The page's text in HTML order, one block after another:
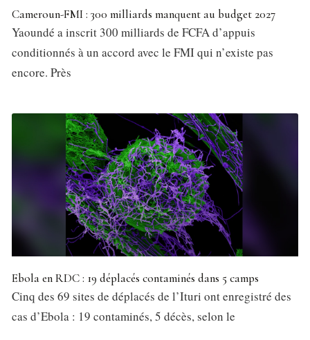
Cameroun-FMI : 300 milliards manquent au budget 2027
Yaoundé a inscrit 300 milliards de FCFA d’appuis
conditionnés à un accord avec le FMI qui n’existe pas
encore. Près
Ebola en RDC : 19 déplacés contaminés dans 5 camps
Cinq des 69 sites de déplacés de l’Ituri ont enregistré des
cas d’Ebola : 19 contaminés, 5 décès, selon le